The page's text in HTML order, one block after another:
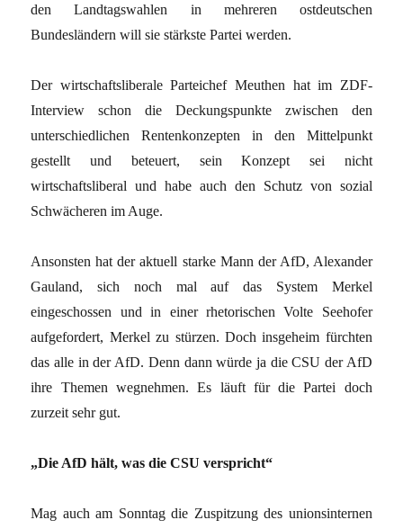
den Landtagswahlen in mehreren ostdeutschen
Bundesländern will sie stärkste Partei werden.
Der wirtschaftsliberale Parteichef Meuthen hat im ZDF-
Interview schon die Deckungspunkte zwischen den
unterschiedlichen Rentenkonzepten in den Mittelpunkt
gestellt und beteuert, sein Konzept sei nicht
wirtschaftsliberal und habe auch den Schutz von sozial
Schwächeren im Auge.
Ansonsten hat der aktuell starke Mann der AfD, Alexander
Gauland, sich noch mal auf das System Merkel
eingeschossen und in einer rhetorischen Volte Seehofer
aufgefordert, Merkel zu stürzen. Doch insgeheim fürchten
das alle in der AfD. Denn dann würde ja die CSU der AfD
ihre Themen wegnehmen. Es läuft für die Partei doch
zurzeit sehr gut.
„Die AfD hält, was die CSU verspricht“
Mag auch am Sonntag die Zuspitzung des unionsinternen